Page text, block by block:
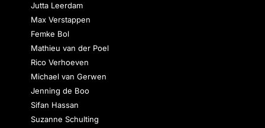
Jutta Leerdam
Max Verstappen
Femke Bol
Mathieu van der Poel
Rico Verhoeven
Michael van Gerwen
Jenning de Boo
Sifan Hassan
Suzanne Schulting